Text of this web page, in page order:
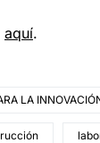
aquí.
LA